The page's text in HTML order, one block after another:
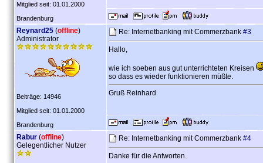
Mitglied seit: 01.01.2000
Brandenburg
Reynard25 (offline)
Administrator
Beiträge: 14946
Mitglied seit: 01.01.2000
Brandenburg
Re: Internetbanking mit Commerzbank #3
Hallo,
wie ich soeben aus gut unterrichteten Kreisen
so dass es wieder funktionieren müßte.
Gruß Reinhard
Rabur (offline)
Gelegentlicher Nutzer
Re: Internetbanking mit Commerzbank #4
Danke für die Antworten.